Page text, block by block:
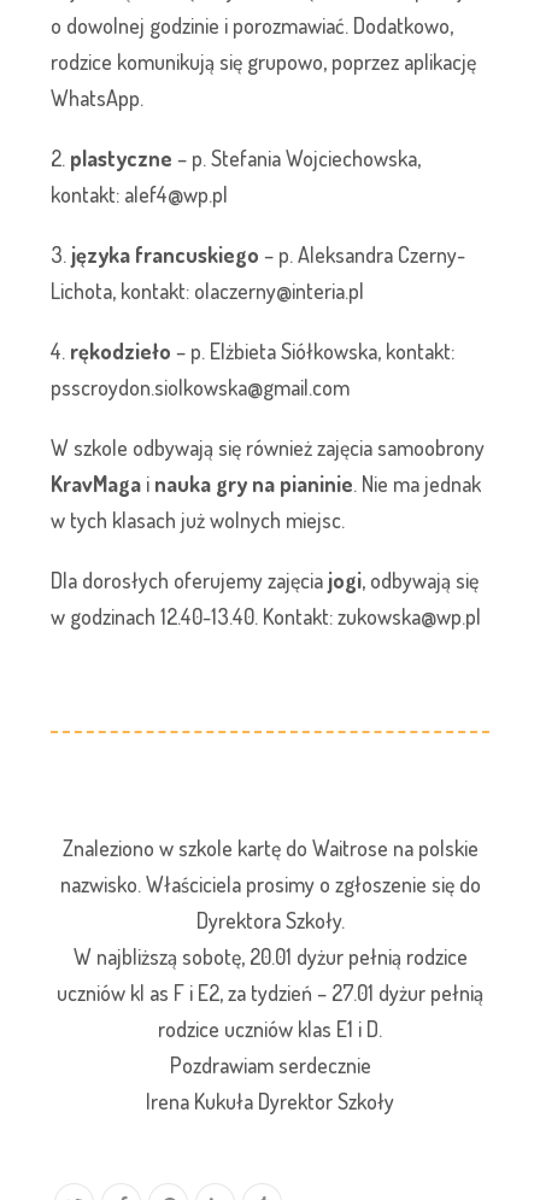
o dowolnej godzinie i porozmawiać. Dodatkowo,
rodzice komunikują się grupowo, poprzez aplikację
WhatsApp.
2. plastyczne – p. Stefania Wojciechowska,
kontakt: alef4@wp.pl
3. języka francuskiego – p. Aleksandra Czerny-
Lichota, kontakt: olaczerny@interia.pl
4. rękodzieło – p. Elżbieta Siółkowska, kontakt:
psscroydon.siolkowska@gmail.com
W szkole odbywają się również zajęcia samoobrony
KravMaga i nauka gry na pianinie. Nie ma jednak
w tych klasach już wolnych miejsc.
Dla dorosłych oferujemy zajęcia jogi, odbywają się
w godzinach 12.40-13.40. Kontakt: zukowska@wp.pl
Znaleziono w szkole kartę do Waitrose na polskie
nazwisko. Właściciela prosimy o zgłoszenie się do
Dyrektora Szkoły.
W najbliższą sobotę, 20.01 dyżur pełnią rodzice
uczniów kl as F i E2, za tydzień – 27.01 dyżur pełnią
rodzice uczniów klas E1 i D.
Pozdrawiam serdecznie
Irena Kukuła Dyrektor Szkoły